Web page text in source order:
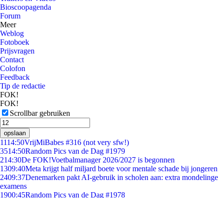
Bioscoopagenda
Forum
Meer
Weblog
Fotoboek
Prijsvragen
Contact
Colofon
Feedback
Tip de redactie
FOK!
FOK!
Scrollbar gebruiken
opslaan
1114:50VrijMiBabes #316 (not very sfw!)
3514:50Random Pics van de Dag #1979
214:30De FOK!Voetbalmanager 2026/2027 is begonnen
1309:40Meta krijgt half miljard boete voor mentale schade bij jongeren
2409:37Denemarken pakt AI-gebruik in scholen aan: extra mondelinge
examens
1900:45Random Pics van de Dag #1978